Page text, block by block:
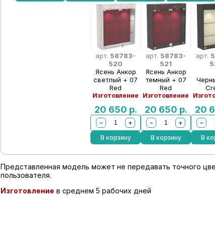
арт. 58783-
520
Ясень Анкор
светлый + 07
Red
Изготовление
20 650 р.
−
+
В корзину
арт. 58783-
521
Ясень Анкор
темный + 07
Red
Изготовление
20 650 р.
−
+
В корзину
арт.
20
−
В
Представленная модель может не передавать точного
пользователя.
Изготовление в среднем 5 рабочих дней